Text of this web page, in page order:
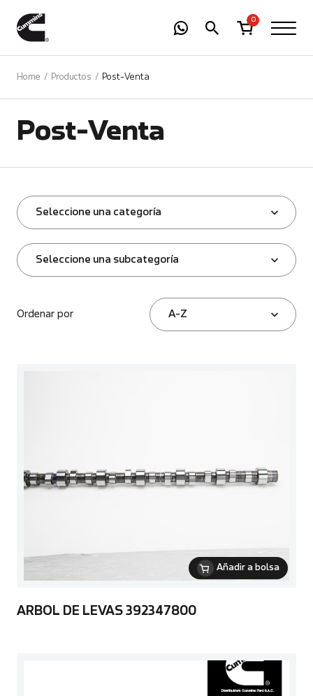
0
Home Productos Post-Venta
Post-Venta
Seleccione una categoría
Seleccione una subcategoría
Ordenar por A-Z
Añadir a bolsa
ARBOL DE LEVAS 392347800